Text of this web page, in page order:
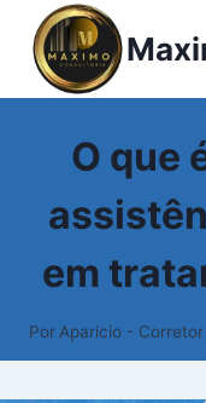
Pular
para
O que
em
Por Aparicio - Corretor